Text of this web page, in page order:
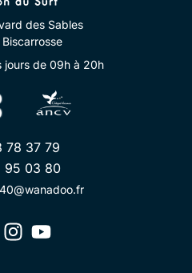
des Sables
jours de 09h à 20h
78 37 79
95 03 80